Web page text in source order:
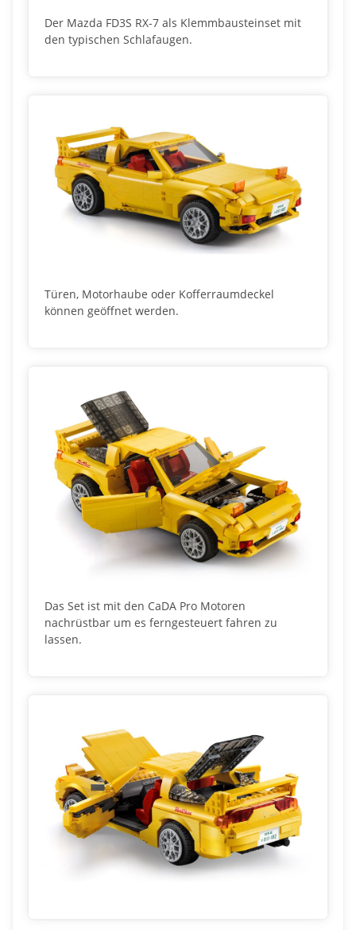
Der Mazda FD3S RX-7 als Klemmbausteinset mit
den typischen Schlafaugen.
Türen, Motorhaube oder Kofferraumdeckel
können geöffnet werden.
Das Set ist mit den CaDA Pro Motoren
nachrüstbar um es ferngesteuert fahren zu
lassen.